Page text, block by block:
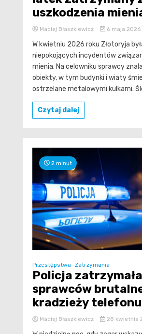
uszkodzenia
Maciej Błaszkiewicz 6 maja 2026
W kwietniu 2026 roku Złotoryja
niepokojących incydentów
mienia. Na celowniku sprawcy
obiekty, w tym budynki i wiaty
ostrzelane metalowymi kulkami.
Czytaj dalej
2 minut
Przestępstwa Zatrzymania
Policja
sprawców
kradzieży
Maciej Błaszkiewicz 28 kwietnia